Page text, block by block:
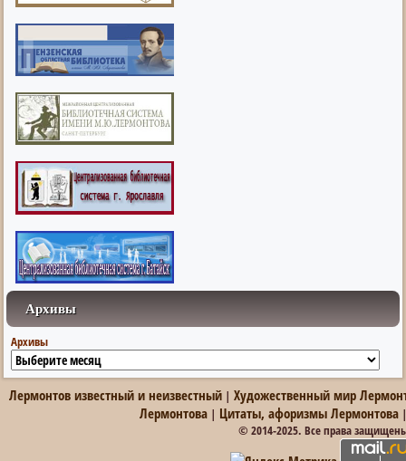
Архивы
Архивы
Лермонтов известный и неизвестный |Художественный мир
Лермонтова | Цитаты, афоризмы Лермонтова
© 2014-2025. Все права